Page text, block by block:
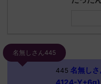
名無しさん445
445名無しさ